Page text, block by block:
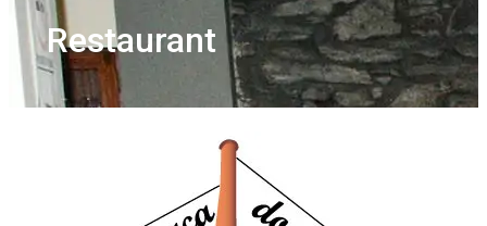
Restaurant